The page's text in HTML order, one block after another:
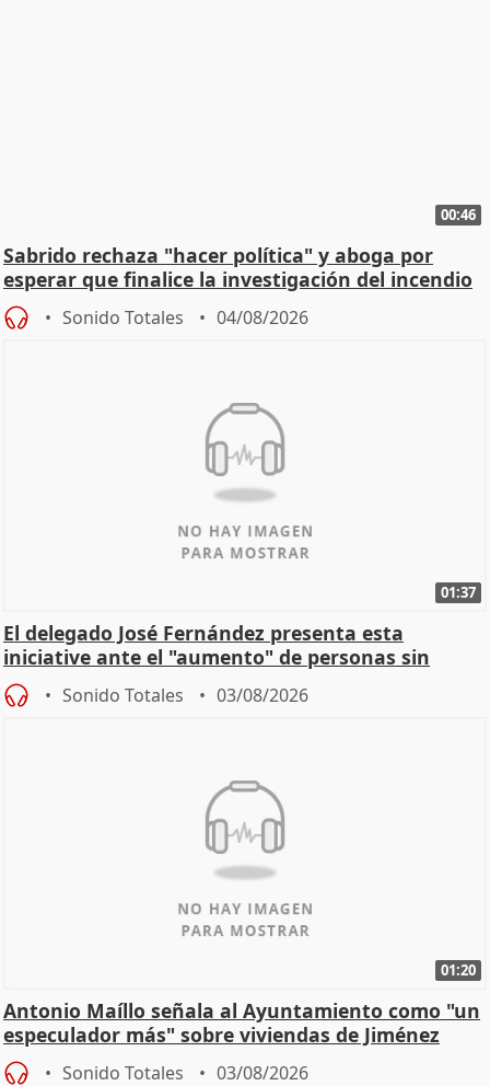
00:46
Sabrido rechaza "hacer política" y aboga por
esperar que finalice la investigación del incendio
Sonido Totales 04/08/2026
01:37
El delegado José Fernández presenta esta
iniciative ante el "aumento" de personas sin
hogar en Madri
Sonido Totales 03/08/2026
01:20
Antonio Maíllo señala al Ayuntamiento como "un
especulador más" sobre viviendas de Jiménez
Becerril
Sonido Totales 03/08/2026